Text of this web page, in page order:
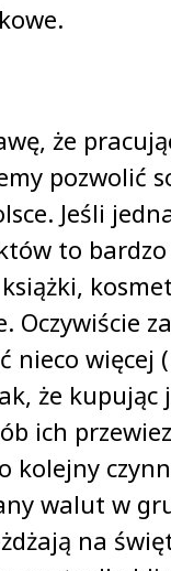
że
pozwolić
Jeśli
to bardzo
Oczywiście
nieco
że kupując
ich
kolejny
walut w
na